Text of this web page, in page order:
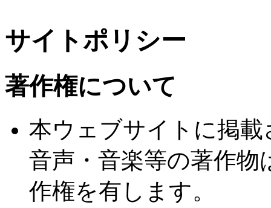
サイトポリシー
著作権について
本ウェブサイトに掲
音声・音楽等の著作
作権を有します。